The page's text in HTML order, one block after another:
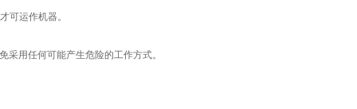
运作机器。
用任何可能产生危险的工作方式。